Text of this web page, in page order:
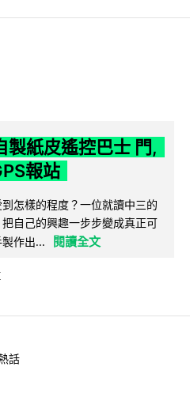
製紙皮遙控巴士 門,
報站
怎樣的程度？一位就讀中三的
自己的興趣一步步變成真正可
作出...
閱讀全文
話